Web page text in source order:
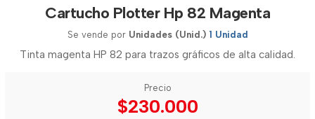
Cartucho Plotter Hp 82 Magenta
Se vende por Unidades (Unid.) 1 Unidad
Tinta magenta HP 82 para trazos gráficos de alta calidad.
Precio
$230.000